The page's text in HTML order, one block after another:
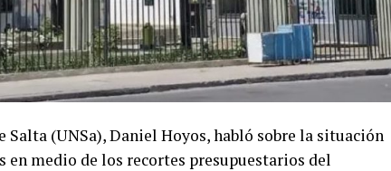
(UNSa), Daniel Hoyos, habló sobre la situación
en medio de los recortes presupuestarios del